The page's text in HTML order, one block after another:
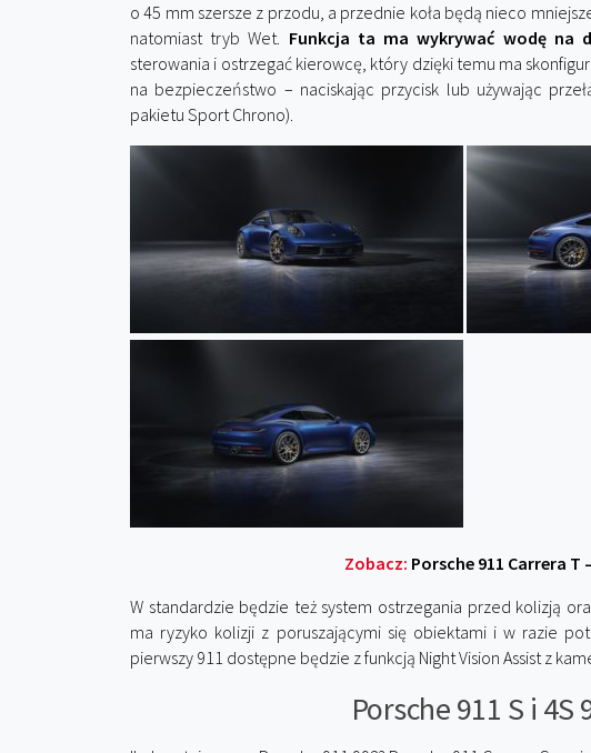
o 45 mm szersze z przodu, a przednie koła będą nieco
natomiast tryb Wet. Funkcja ta ma wykrywać wodę na
sterowania i ostrzegać kierowcę, który dzięki temu ma
na bezpieczeństwo – naciskając przycisk lub używając
pakietu Sport Chrono).
Zobacz: Porsche 911 Carrera T
W standardzie będzie też system ostrzegania przed kolizją
ma ryzyko kolizji z poruszającymi się obiektami i w razie
pierwszy 911 dostępne będzie z funkcją Night Vision Assist z
Porsche 911 S i 4S